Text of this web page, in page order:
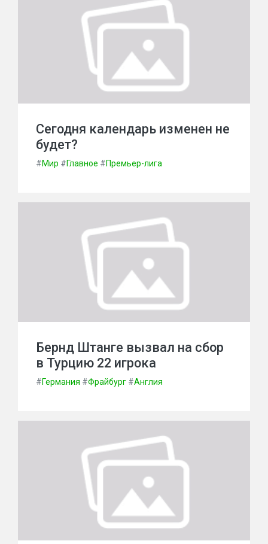
Сегодня календарь изменен не
будет?
#Мир #Главное #Премьер-лига
Бернд Штанге вызвал на сбор
в Турцию 22 игрока
#Германия #Фрайбург #Англия